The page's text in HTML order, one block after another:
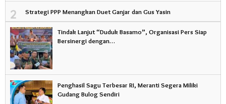
2 Strategi PPP Menangkan Duet Ganjar dan Gus Yasin
Tindak Lanjut “Duduk Basamo”, Organisasi Pers Siap
Bersinergi dengan…
Penghasil Sagu Terbesar RI, Meranti Segera Miliki
Gudang Bulog Sendiri